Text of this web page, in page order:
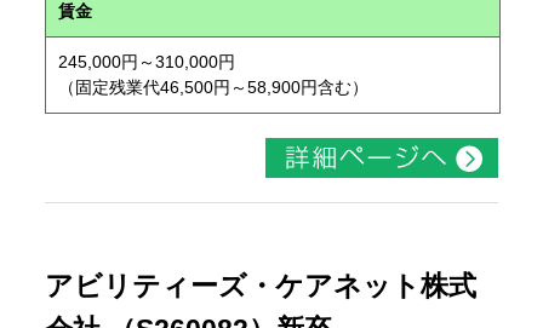
賃金
245,000円～310,000円
（固定残業代46,500円～58,900円含む）
アビリティーズ・ケアネット株式